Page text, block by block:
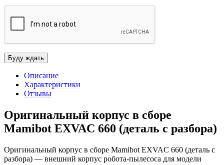
Описание
Характеристики
Отзывы
Оригинальный корпус в сборе
Mamibot EXVAC 660 (деталь с разбора)
Оригинальный корпус в сборе Mamibot EXVAC 660 (деталь с
разбора) — внешний корпус робота-пылесоса для модели